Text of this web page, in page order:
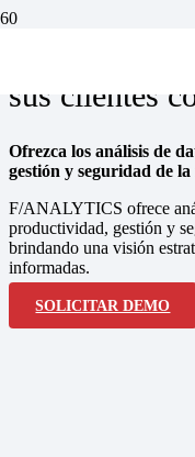
sus clientes
Ofrezca los análisis de
gestión y seguridad de
F/ANALYTICS ofrece
productividad, gestión y
brindando una visión
informadas.
SOLICITAR DEMO